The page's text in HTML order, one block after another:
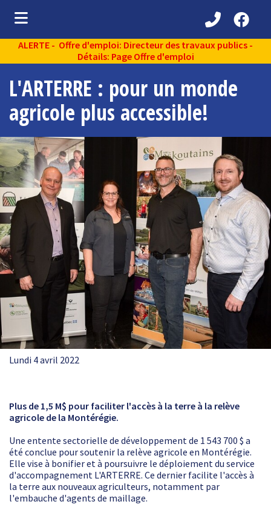
(Découvrir )
(Services aux citoyens )
(Partenaires )
(Loisirs et vie communautaire )
(Environnement )
ALERTE - Offre d'emploi: Directeur des travaux publics -
Détails: Page Offre d'emploi
L'ARTERRE : pour un monde
agricole plus accessible!
Lundi 4 avril 2022
Plus de 1,5 M$ pour faciliter l'accès à la terre à la relève
agricole de la Montérégie.
Une entente sectorielle de développement de 1 543 700 $ a
été conclue pour soutenir la relève agricole en Montérégie.
Elle vise à bonifier et à poursuivre le déploiement du service
d'accompagnement L'ARTERRE. Ce dernier facilite l'accès à
la terre aux nouveaux agriculteurs, notamment par
l'embauche d'agents de maillage.